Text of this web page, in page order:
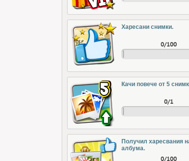
Харесани снимки.
0/100
Качи повече от 5
0/1
Получил харесвания
албума.
0/100